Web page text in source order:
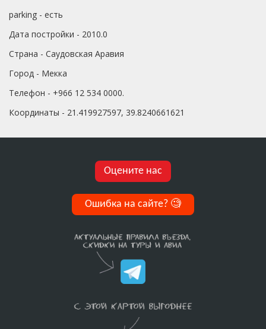
parking - есть
Дата постройки - 2010.0
Страна - Саудовская Аравия
Город - Мекка
Телефон - +966 12 534 0000.
Координаты - 21.419927597, 39.8240661621
Оцените нас
Ошибка на сайте? 🧐